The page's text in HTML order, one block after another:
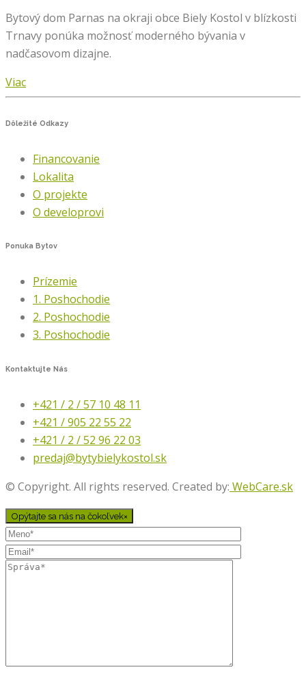
Bytový dom Parnas na okraji obce Biely Kostol v blízkosti
Trnavy ponúka možnosť moderného bývania v
nadčasovom dizajne.
Viac
Dôležité Odkazy
Financovanie
Lokalita
O projekte
O developrovi
Ponuka Bytov
Prízemie
1. Poshochodie
2. Poshochodie
3. Poshochodie
Kontaktujte Nás
+421 / 2 / 57 10 48 11
+421 / 905 22 55 22
+421 / 2 / 52 96 22 03
predaj@bytybielykostol.sk
© Copyright. All rights reserved. Created by: WebCare.sk
Opýtajte sa nás na čokoľvek×